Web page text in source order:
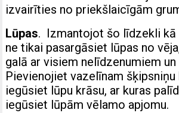
izvairīties no priekšlaicīgām
Lūpas. Izmantojot šo līdzekli kā
ne tikai pasargāsiet lūpas no
galā ar visiem nelīdzenumiem
Pievienojiet vazelīnam šķipsniņu
iegūsiet lūpu krāsu, ar kuras
iegūsiet lūpām vēlamo apjomu.